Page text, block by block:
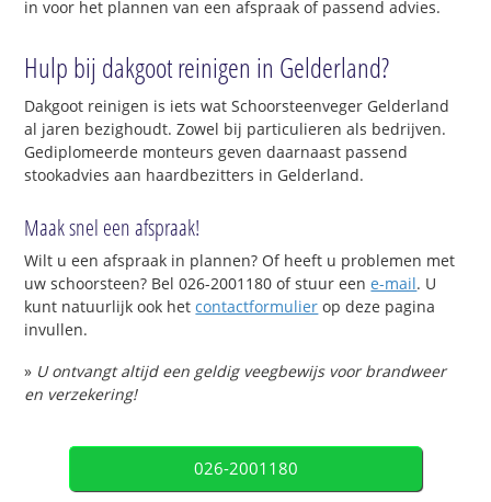
in voor het plannen van een afspraak of passend advies.
Hulp bij dakgoot reinigen in Gelderland?
Dakgoot reinigen is iets wat Schoorsteenveger Gelderland
al jaren bezighoudt. Zowel bij particulieren als bedrijven.
Gediplomeerde monteurs geven daarnaast passend
stookadvies aan haardbezitters in Gelderland.
Maak snel een afspraak!
Wilt u een afspraak in plannen? Of heeft u problemen met
uw schoorsteen? Bel 026-2001180 of stuur eene-mail. U
kunt natuurlijk ook hetcontactformulier op deze pagina
invullen.
» U ontvangt altijd een geldig veegbewijs voor brandweer
en verzekering!
026-2001180